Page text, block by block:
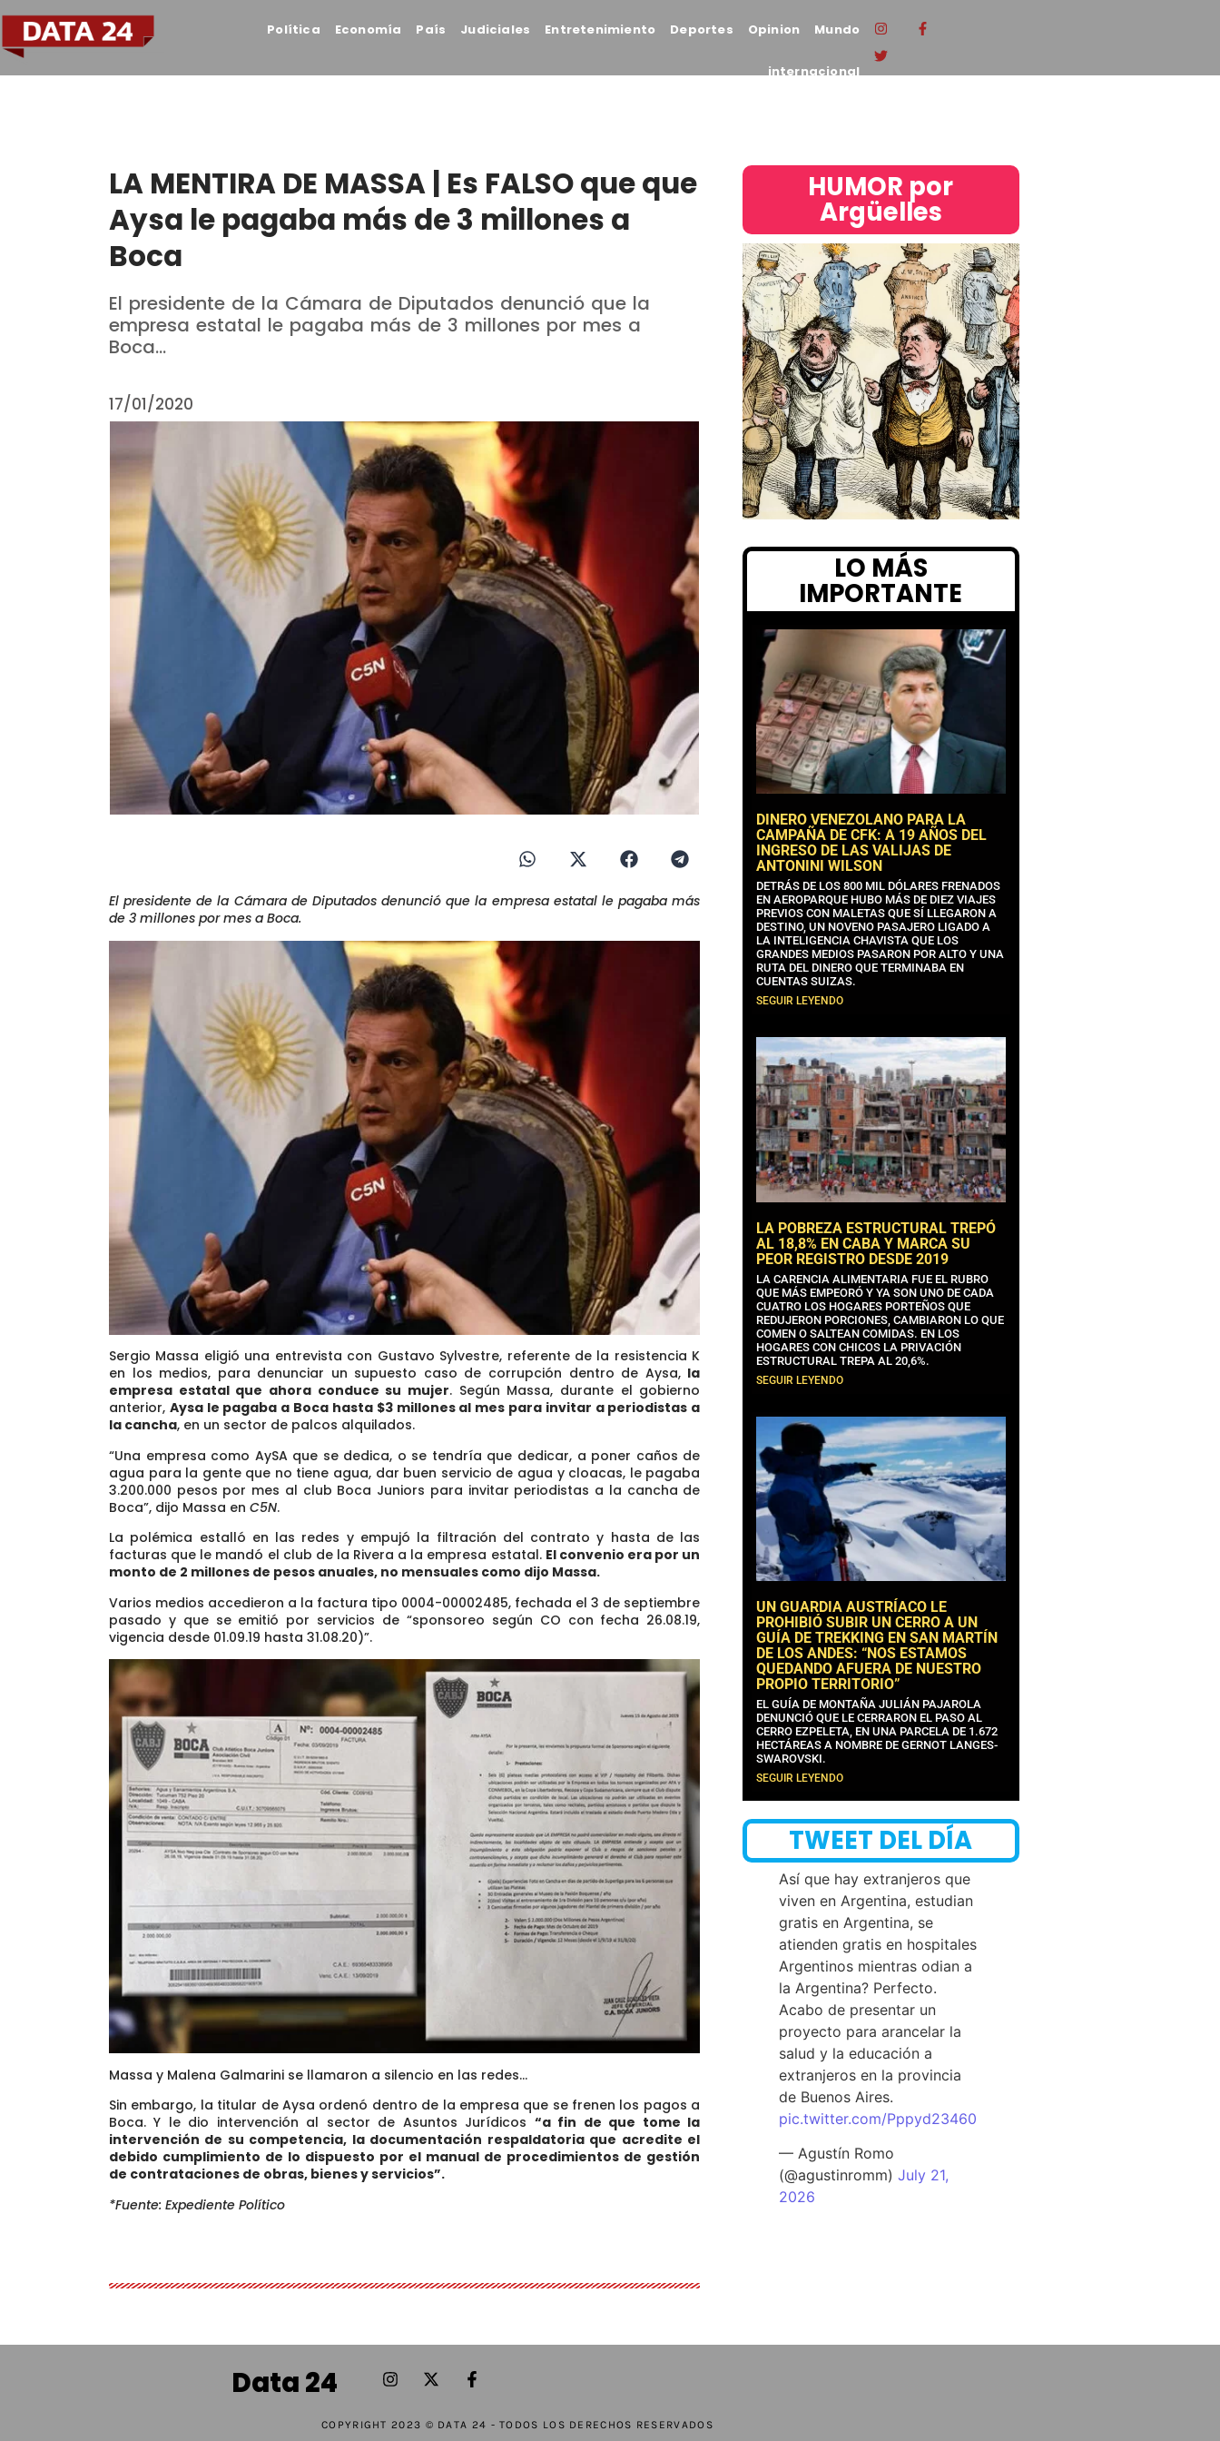
Política Economía País Judiciales Entretenimiento Deportes Opinion Mundo
internacional
LA MENTIRA DE MASSA | Es FALSO que que
Aysa le pagaba más de 3 millones a
Boca
El presidente de la Cámara de Diputados denunció que la
empresa estatal le pagaba más de 3 millones por mes a
Boca...
17/01/2020
El presidente de la Cámara de Diputados denunció que la empresa estatal le pagaba más
de 3 millones por mes a Boca.
Sergio Massa eligió una entrevista con Gustavo Sylvestre, referente de la resistencia K
en los medios, para denunciar un supuesto caso de corrupción dentro de Aysa, la
empresa estatal que ahora conduce su mujer. Según Massa, durante el gobierno
anterior, Aysa le pagaba a Boca hasta $3 millones al mes para invitar a periodistas a
la cancha, en un sector de palcos alquilados.
“Una empresa como AySA que se dedica, o se tendría que dedicar, a poner caños de
agua para la gente que no tiene agua, dar buen servicio de agua y cloacas, le pagaba
3.200.000 pesos por mes al club Boca Juniors para invitar periodistas a la cancha de
Boca”, dijo Massa en C5N.
La polémica estalló en las redes y empujó la filtración del contrato y hasta de las
facturas que le mandó el club de la Rivera a la empresa estatal. El convenio era por un
monto de 2 millones de pesos anuales, no mensuales como dijo Massa.
Varios medios accedieron a la factura tipo 0004-00002485, fechada el 3 de septiembre
pasado y que se emitió por servicios de “sponsoreo según CO con fecha 26.08.19,
vigencia desde 01.09.19 hasta 31.08.20)”.
Massa y Malena Galmarini se llamaron a silencio en las redes…
Sin embargo, la titular de Aysa ordenó dentro de la empresa que se frenen los pagos a
Boca. Y le dio intervención al sector de Asuntos Jurídicos “a fin de que tome la
intervención de su competencia, la documentación respaldatoria que acredite el
debido cumplimiento de lo dispuesto por el manual de procedimientos de gestión
de contrataciones de obras, bienes y servicios”.
*Fuente: Expediente Político
HUMOR por
Argüelles​
LO MÁS
IMPORTANTE
DINERO VENEZOLANO PARA LA
CAMPAÑA DE CFK: A 19 AÑOS DEL
INGRESO DE LAS VALIJAS DE
ANTONINI WILSON
DETRÁS DE LOS 800 MIL DÓLARES FRENADOS
EN AEROPARQUE HUBO MÁS DE DIEZ VIAJES
PREVIOS CON MALETAS QUE SÍ LLEGARON A
DESTINO, UN NOVENO PASAJERO LIGADO A
LA INTELIGENCIA CHAVISTA QUE LOS
GRANDES MEDIOS PASARON POR ALTO Y UNA
RUTA DEL DINERO QUE TERMINABA EN
CUENTAS SUIZAS.
SEGUIR LEYENDO
LA POBREZA ESTRUCTURAL TREPÓ
AL 18,8% EN CABA Y MARCA SU
PEOR REGISTRO DESDE 2019
LA CARENCIA ALIMENTARIA FUE EL RUBRO
QUE MÁS EMPEORÓ Y YA SON UNO DE CADA
CUATRO LOS HOGARES PORTEÑOS QUE
REDUJERON PORCIONES, CAMBIARON LO QUE
COMEN O SALTEAN COMIDAS. EN LOS
HOGARES CON CHICOS LA PRIVACIÓN
ESTRUCTURAL TREPA AL 20,6%.
SEGUIR LEYENDO
UN GUARDIA AUSTRÍACO LE
PROHIBIÓ SUBIR UN CERRO A UN
GUÍA DE TREKKING EN SAN MARTÍN
DE LOS ANDES: “NOS ESTAMOS
QUEDANDO AFUERA DE NUESTRO
PROPIO TERRITORIO”
EL GUÍA DE MONTAÑA JULIÁN PAJAROLA
DENUNCIÓ QUE LE CERRARON EL PASO AL
CERRO EZPELETA, EN UNA PARCELA DE 1.672
HECTÁREAS A NOMBRE DE GERNOT LANGES-
SWAROVSKI.
SEGUIR LEYENDO
TWEET DEL DÍA
Así que hay extranjeros que
viven en Argentina, estudian
gratis en Argentina, se
atienden gratis en hospitales
Argentinos mientras odian a
la Argentina? Perfecto.
Acabo de presentar un
proyecto para arancelar la
salud y la educación a
extranjeros en la provincia
de Buenos Aires.
pic.twitter.com/Pppyd23460
— Agustín Romo
(@agustinromm)July 21,
2026
Data 24
COPYRIGHT 2023 © DATA 24 - TODOS LOS DERECHOS RESERVADOS